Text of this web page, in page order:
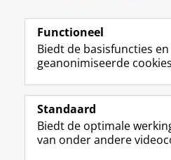
Volg de RUG
Studiekiezers
Functioneel
Biedt de basisfuncties
geanonimiseerde
Standaard
Biedt de optimale
van onder andere